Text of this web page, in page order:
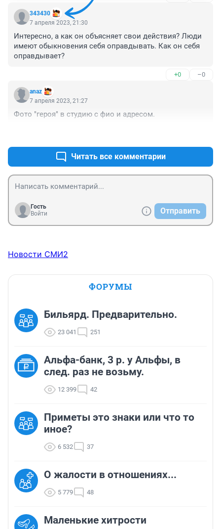
343430
7 апреля 2023, 21:30
Интересно, а как он объясняет свои действия? Люди
имеют обыкновения себя оправдывать. Как он себя
оправдывает?
+0 –0
anaz
7 апреля 2023, 21:27
Фото "героя" в студию с фио и адресом.
Читать все комментарии
Гость
Войти
Отправить
Новости СМИ2
ФОРУМЫ
Бильярд. Предварительно.
23 041 251
Альфа-банк, 3 р. у Альфы, в
след. раз не возьму.
12 399 42
Приметы это знаки или что то
иное?
6 532 37
О жалости в отношениях...
5 779 48
Маленькие хитрости